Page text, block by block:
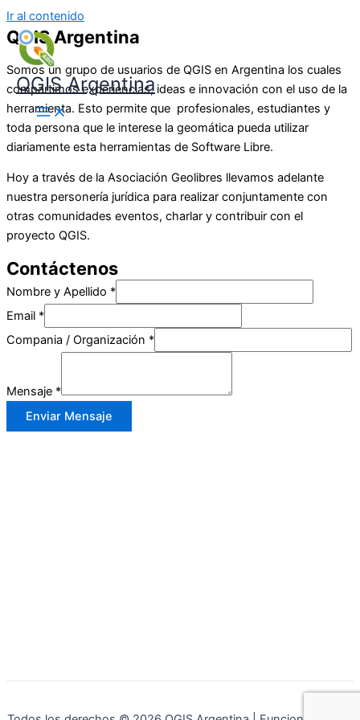
Ir al contenido
QGIS Argentina
QGIS Argentina
Somos un grupo de usuarios de QGIS en Argentina los cuales
compartimos experiencias, ideas e innovación con el uso de la
herramienta. Esto permite que profesionales, estudiantes y
toda persona que le interese la geomática pueda utilizar
diariamente esta herramientas de Software Libre.
Hoy a través de la Asociación Geolibres llevamos adelante
nuestra personería jurídica para realizar conjuntamente con
otras comunidades eventos, charlar y contribuir con el
proyecto QGIS.
Contáctenos
Nombre y Apellido *
Email *
Compania / Organización *
Mensaje *
Enviar Mensaje